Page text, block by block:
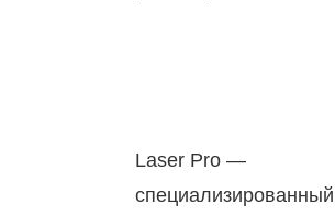
Laser Pro —
специализированный